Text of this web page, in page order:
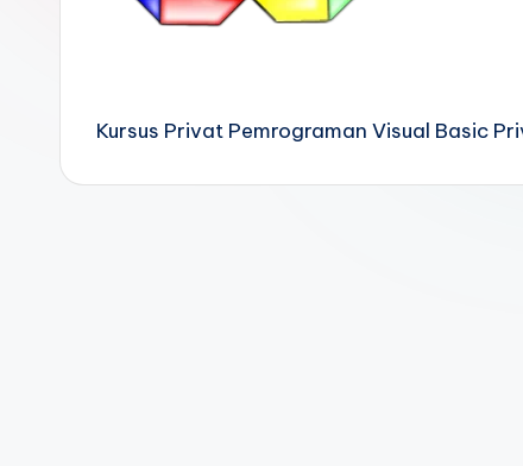
Kursus Privat Pemrograman Visual Basic